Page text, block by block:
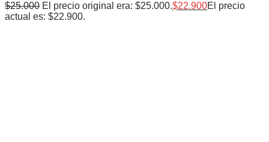
$25.000 El precio original era: $25.000.$22.900El precio
actual es: $22.900.